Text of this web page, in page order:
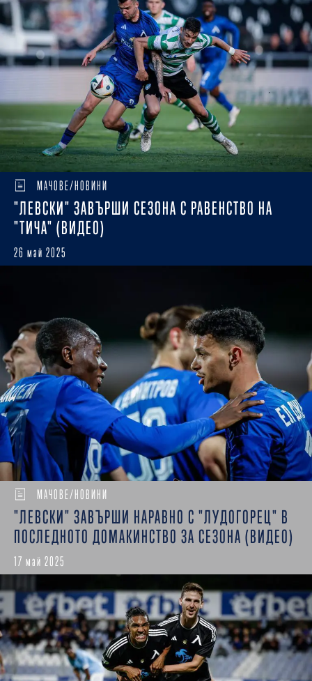
МАЧОВЕ/НОВИНИ
"ЛЕВСКИ" ЗАВЪРШИ СЕЗОНА С РАВЕНСТВО НА
"ТИЧА" (ВИДЕО)
26 май 2025
МАЧОВЕ/НОВИНИ
"ЛЕВСКИ" ЗАВЪРШИ НАРАВНО С "ЛУДОГОРЕЦ" В
ПОСЛЕДНОТО ДОМАКИНСТВО ЗА СЕЗОНА (ВИДЕО)
17 май 2025